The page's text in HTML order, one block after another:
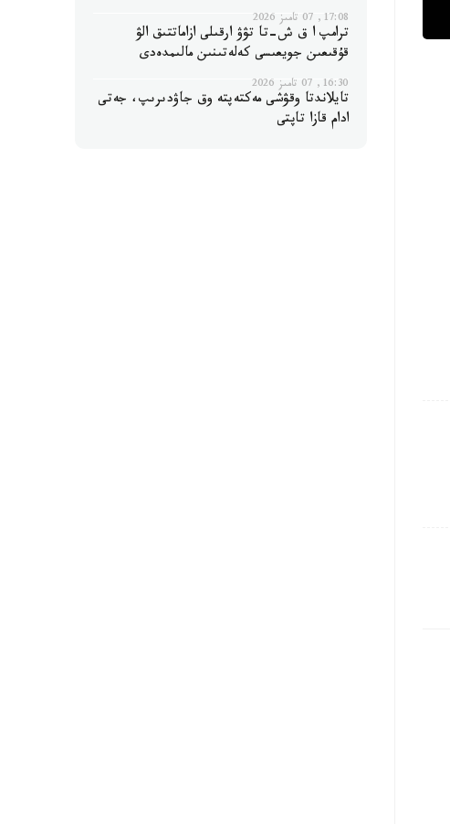
17:08, 07 تامىز 2026
ترامپ ا ق ش-تا تۋۋ ارقىلى ازاماتتىق الۋ
قۇقىعىن جويعىسى كەلەتىنىن مالىمدەدى
16:30, 07 تامىز 2026
تايلاندتا وقۋشى مەكتەپتە وق جاۋدىرىپ، جەتى
ادام قازا تاپتى